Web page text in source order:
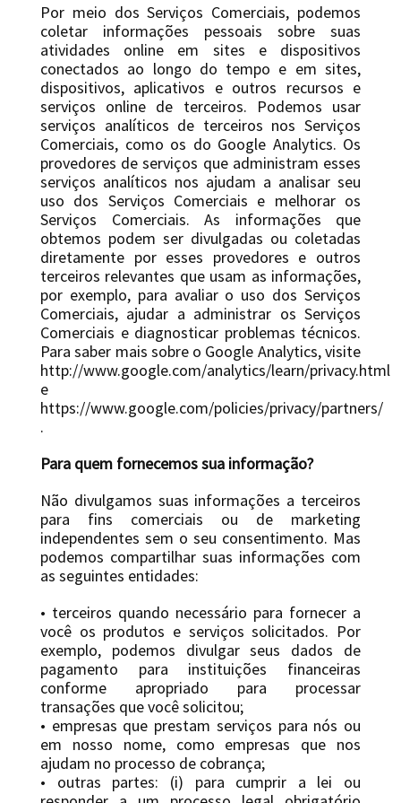
Por meio dos Serviços Comerciais, podemos
coletar informações pessoais sobre suas
atividades online em sites e dispositivos
conectados ao longo do tempo e em sites,
dispositivos, aplicativos e outros recursos e
serviços online de terceiros. Podemos usar
serviços analíticos de terceiros nos Serviços
Comerciais, como os do Google Analytics. Os
provedores de serviços que administram esses
serviços analíticos nos ajudam a analisar seu
uso dos Serviços Comerciais e melhorar os
Serviços Comerciais. As informações que
obtemos podem ser divulgadas ou coletadas
diretamente por esses provedores e outros
terceiros relevantes que usam as informações,
por exemplo, para avaliar o uso dos Serviços
Comerciais, ajudar a administrar os Serviços
Comerciais e diagnosticar problemas técnicos.
Para saber mais sobre o Google Analytics, visite
http://www.google.com/analytics/learn/privacy.html
e
https://www.google.com/policies/privacy/partners/
.
Para quem fornecemos sua informação?
Não divulgamos suas informações a terceiros
para fins comerciais ou de marketing
independentes sem o seu consentimento. Mas
podemos compartilhar suas informações com
as seguintes entidades:
• terceiros quando necessário para fornecer a
você os produtos e serviços solicitados. Por
exemplo, podemos divulgar seus dados de
pagamento para instituições financeiras
conforme apropriado para processar
transações que você solicitou;
• empresas que prestam serviços para nós ou
em nosso nome, como empresas que nos
ajudam no processo de cobrança;
• outras partes: (i) para cumprir a lei ou